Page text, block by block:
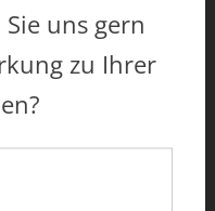
Demenz
uns gern
zu Ihrer